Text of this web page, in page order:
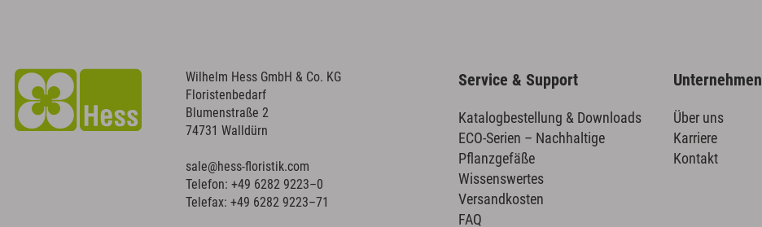
Wilhelm Hess GmbH & Co. KG
Floristenbedarf
Blumenstraße 2
74731 Walldürn
sale@hess-floristik.com
Telefon: +49 6282 9223–0
Telefax: +49 6282 9223–71
Service & Support
Katalogbestellung & Downloads
ECO-Serien – Nachhaltige
Pflanzgefäße
Wissenswertes
Versandkosten
FAQ
Unternehmen
Über uns
Karriere
Kontakt